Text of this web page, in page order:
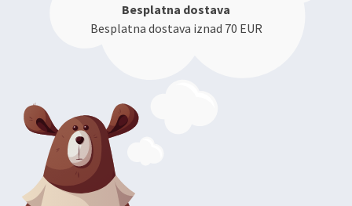
Besplatna dostava
Besplatna dostava iznad 70 EUR